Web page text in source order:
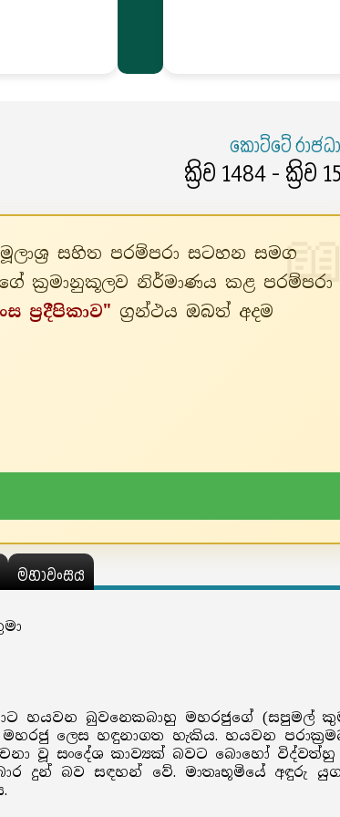
කොට්ටේ
ක්‍රිව 1484 - ක්‍රිව
සහිත පරම්පරා සටහන සමග
ක්‍රමානුකූලව නිර්මාණය කළ පරම්පරා
ප්‍රදීපිකාව" ග්‍රන්ථය ඔබත් අදම
මහාවංසය
හයවන බුවනෙකබාහු මහරජුගේ (සපුමල්
ලෙස හඳුනාගත හැකිය. හයවන
වූ සංදේශ කාව්‍යක් බවට බොහෝ
දුන් බව සඳහන් වේ. මාතෘභූමියේ අඳුරු